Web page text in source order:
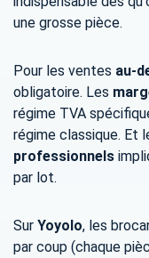
une grosse pièce.
Pour les ventes au-
obligatoire. Les
régime TVA
régime classique. Et
professionnels
par lot.
Sur Yoyolo, les
par coup (chaque